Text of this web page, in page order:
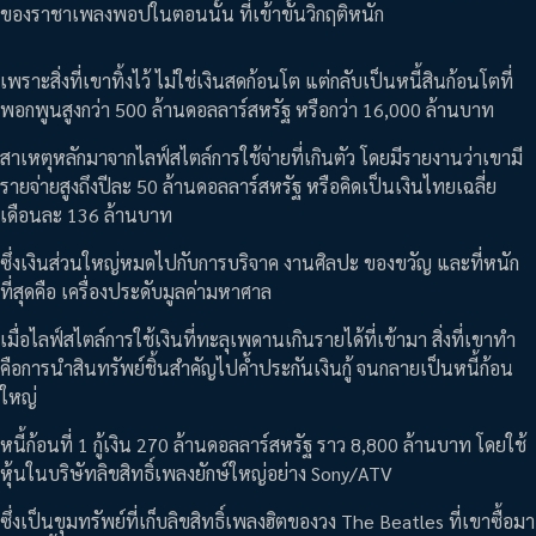
ของราชาเพลงพอปในตอนนั้น ที่เข้าขั้นวิกฤติหนัก
เพราะสิ่งที่เขาทิ้งไว้ ไม่ใช่เงินสดก้อนโต แต่กลับเป็นหนี้สินก้อนโตที่
พอกพูนสูงกว่า 500 ล้านดอลลาร์สหรัฐ หรือกว่า 16,000 ล้านบาท
สาเหตุหลักมาจากไลฟ์สไตล์การใช้จ่ายที่เกินตัว โดยมีรายงานว่าเขามี
รายจ่ายสูงถึงปีละ 50 ล้านดอลลาร์สหรัฐ หรือคิดเป็นเงินไทยเฉลี่ย
เดือนละ 136 ล้านบาท
ซึ่งเงินส่วนใหญ่หมดไปกับการบริจาค งานศิลปะ ของขวัญ และที่หนัก
ที่สุดคือ เครื่องประดับมูลค่ามหาศาล
เมื่อไลฟ์สไตล์การใช้เงินที่ทะลุเพดานเกินรายได้ที่เข้ามา สิ่งที่เขาทำ
คือการนำสินทรัพย์ชิ้นสำคัญไปค้ำประกันเงินกู้ จนกลายเป็นหนี้ก้อน
ใหญ่
หนี้ก้อนที่ 1 กู้เงิน 270 ล้านดอลลาร์สหรัฐ ราว 8,800 ล้านบาท โดยใช้
หุ้นในบริษัทลิขสิทธิ์เพลงยักษ์ใหญ่อย่าง Sony/ATV
ซึ่งเป็นขุมทรัพย์ที่เก็บลิขสิทธิ์เพลงฮิตของวง The Beatles ที่เขาซื้อมา